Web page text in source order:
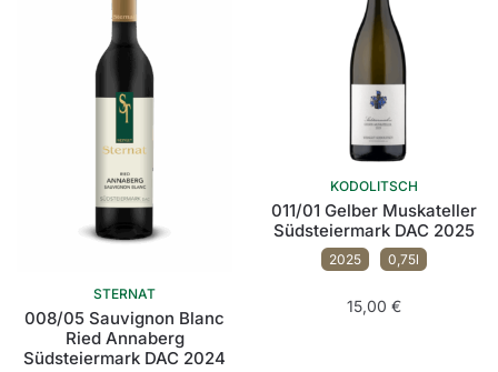
STERNAT
008/05 Sauvignon Blanc
Ried Annaberg
Südsteiermark DAC 2024
KODOLITSCH
011/01 Gelber Muskateller
Südsteiermark DAC 2025
2025 0,75l
15,00 €